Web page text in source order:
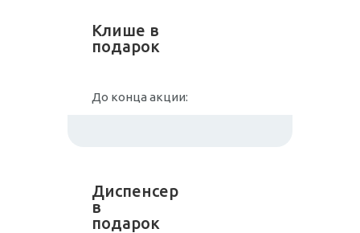
Клише в
подарок
До конца акции:
Диспенсер
в
подарок